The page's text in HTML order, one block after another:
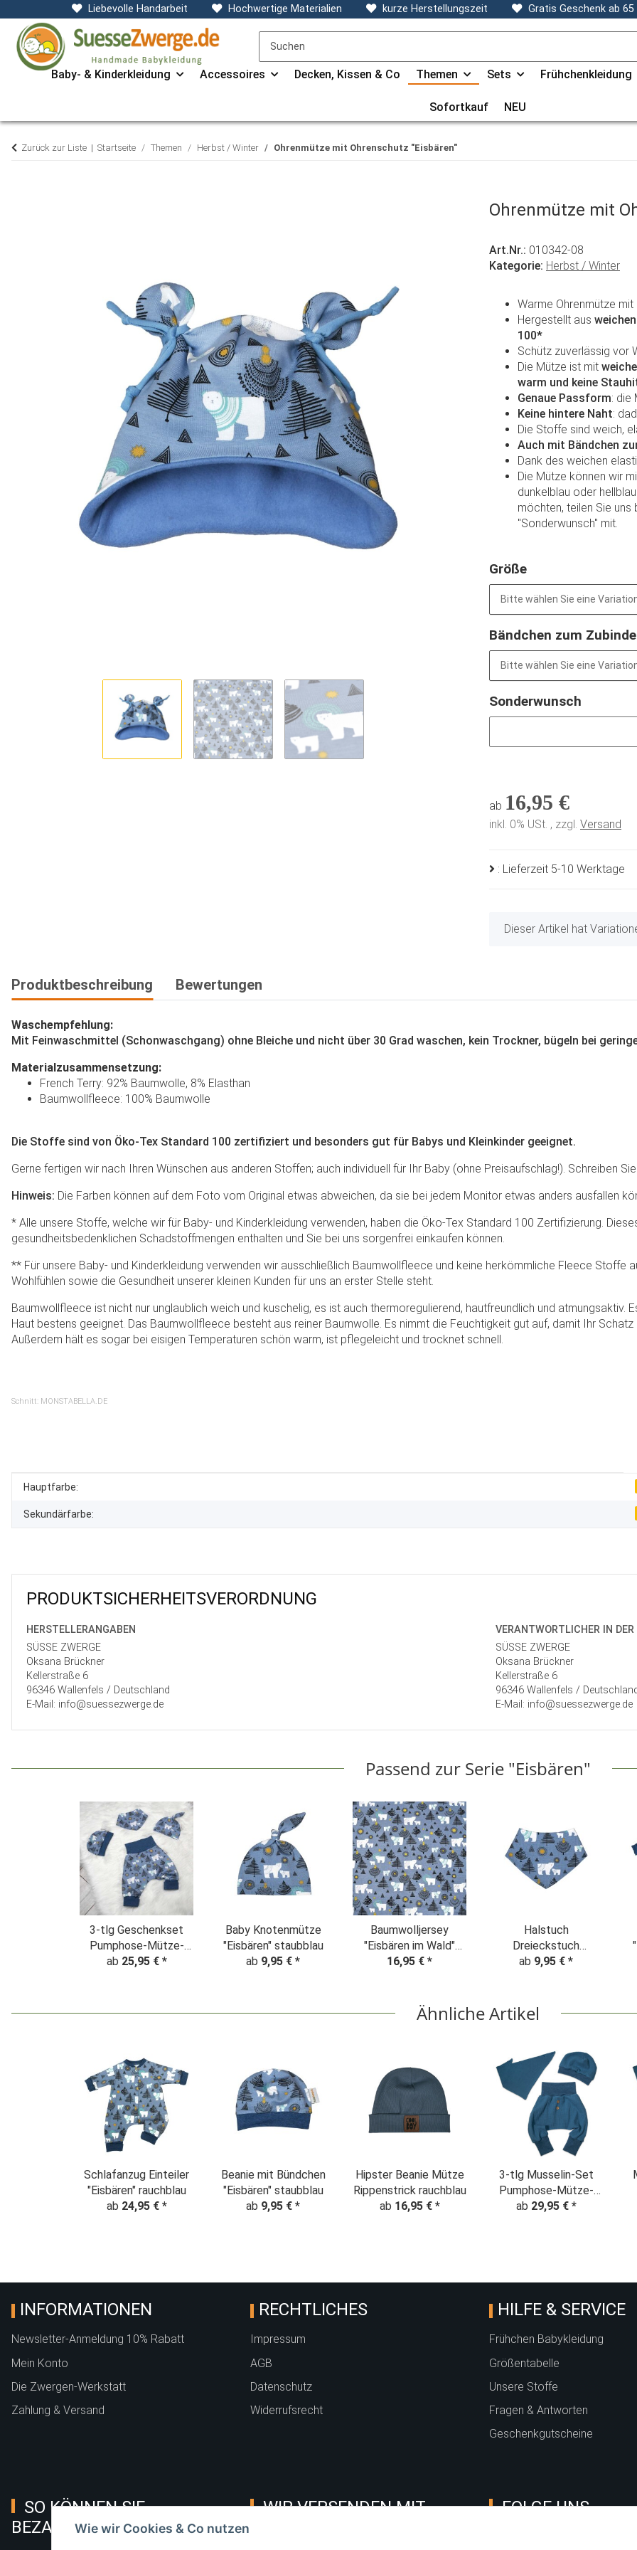
Liebevolle Handarbeit Hochwertige Materialien kurze Herstellungszeit Gratis Geschenk ab
Wie wir Cookies & Co nutzen
Baby- & Kinderkleidung Accessoires Decken, Kissen & Co Themen Sets Frühchenkleidung
Sofortkauf NEU
Zurück zur Liste Startseite Themen Herbst / Winter Ohrenmütze mit Ohrenschutz "Eisbären"
Ohrenmütze mit
Art.Nr.: 010342-08
Kategorie: Herbst / Winter
Warme Ohrenmütze
Hergestellt aus
100*
Schütz zuverlässig vor
Die Mütze ist mit
warm und keine
Genaue Passform: die
Keine hintere Naht:
Die Stoffe sind weich,
Auch mit Bändchen
Dank des weichen
Die Mütze können wir
dunkelblau oder
möchten, teilen Sie
"Sonderwunsch" mit.
Größe
Bitte wählen Sie eine
Bändchen zum
Bitte wählen Sie eine
Sonderwunsch
ab 16,95 €
inkl. 0% USt. , zzgl. Versand
: Lieferzeit 5-10 Werktage
x
Dieser Artikel hat
Produktbeschreibung Bewertungen
Waschempfehlung:
Mit Feinwaschmittel (Schonwaschgang) ohne Bleiche und nicht über 30 Grad waschen, kein Trockner, bügeln bei
Materialzusammensetzung:
French Terry: 92% Baumwolle, 8% Elasthan
Baumwollfleece: 100% Baumwolle
Die Stoffe sind von Öko-Tex Standard 100 zertifiziert und besonders gut für Babys und Kleinkinder geeignet.
Gerne fertigen wir nach Ihren Wünschen aus anderen Stoffen; auch individuell für Ihr Baby (ohne Preisaufschlag!). Schreiben
Hinweis: Die Farben können auf dem Foto vom Original etwas abweichen, da sie bei jedem Monitor etwas anders ausfallen
* Alle unsere Stoffe, welche wir für Baby- und Kinderkleidung verwenden, haben die Öko-Tex Standard 100 Zertifizierung.
gesundheitsbedenklichen Schadstoffmengen enthalten und Sie bei uns sorgenfrei einkaufen können.
** Für unsere Baby- und Kinderkleidung verwenden wir ausschließlich Baumwollfleece und keine herkömmliche Fleece Stoffe
Wohlfühlen sowie die Gesundheit unserer kleinen Kunden für uns an erster Stelle steht.
Baumwollfleece ist nicht nur unglaublich weich und kuschelig, es ist auch thermoregulierend, hautfreundlich und
Haut bestens geeignet. Das Baumwollfleece besteht aus reiner Baumwolle. Es nimmt die Feuchtigkeit gut auf, damit Ihr
Außerdem hält es sogar bei eisigen Temperaturen schön warm, ist pflegeleicht und trocknet schnell.
Schnitt: MONSTABELLA.DE
Produkteigenschaft
Wert
Hauptfarbe:
Sekundärfarbe:
PRODUKT­SICHER­HEITS­VER­ORD­NUNG
HERSTELLER­ANGABEN
SÜSSE ZWERGE
Oksana Brückner
Kellerstraße 6
96346 Wallenfels / Deutschland
E-Mail: info@suessezwerge.de
VERANTWORT­LICHER IN DER
SÜSSE ZWERGE
Oksana Brückner
Kellerstraße 6
96346 Wallenfels /
E-Mail: info@suessezwerge.de
Passend zur Serie "Eisbären"
3-tlg Geschenkset
Pumphose-Mütze-
Tuch "Eisbären"
ab 25,95 € *
Baby Knotenmütze
"Eisbären" staubblau
ab 9,95 € *
Baumwolljersey
"Eisbären im Wald"
Staubblau
16,95 € *
Halstuch
Dreieckstuch
"Eisbären" staubblau
ab 9,95 € *
Ähnliche Artikel
Schlafanzug Einteiler
"Eisbären" rauchblau
ab 24,95 € *
Beanie mit Bündchen
"Eisbären" staubblau
ab 9,95 € *
Hipster Beanie Mütze
Rippenstrick rauchblau
ab 16,95 € *
3-tlg Musselin-Set
Pumphose-Mütze-
Tuch Erstlingsoutfit
ab 29,95 € *
INFORMATIONEN
Newsletter-Anmeldung 10% Rabatt
Mein Konto
Die Zwergen-Werkstatt
Zahlung & Versand
RECHTLICHES
Impressum
AGB
Datenschutz
Widerrufsrecht
HILFE & SERVICE
Frühchen Babykleidung
Größentabelle
Unsere Stoffe
Fragen & Antworten
Geschenkgutscheine
SO KÖNNEN SIE
BEZAHLEN
WIR VERSENDEN MIT FOLGE UNS